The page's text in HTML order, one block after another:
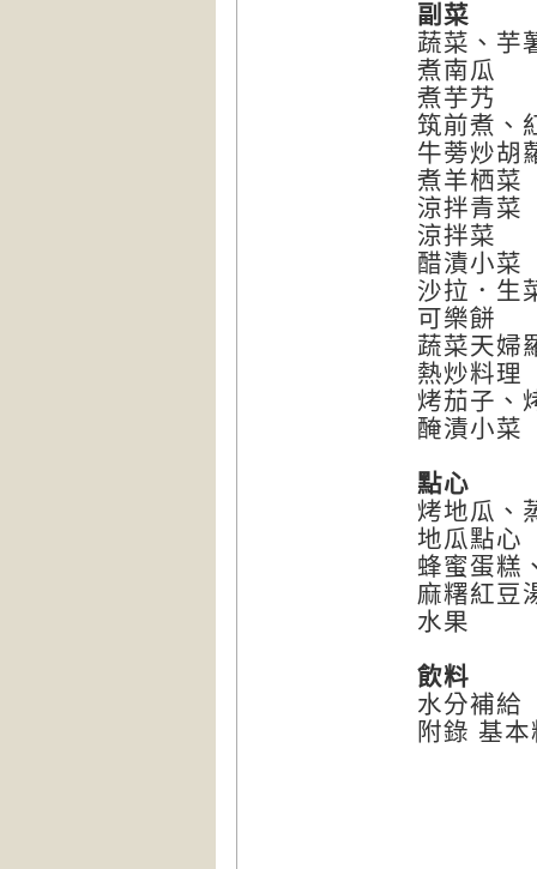
副菜
蔬菜、芋
煮南瓜
煮芋艿
筑前煮、
牛蒡炒胡
煮羊栖菜
涼拌青菜
涼拌菜
醋漬小菜
沙拉．生
可樂餅
蔬菜天婦
熱炒料理
烤茄子、
醃漬小菜
點心
烤地瓜、
地瓜點心
蜂蜜蛋糕
麻糬紅豆
水果
飲料
水分補給
附錄 基